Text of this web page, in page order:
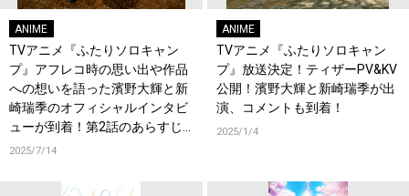
ANIME
TVアニメ『ふたりソロキャン
プ』アフレコ時の思い出や作品
への想いを語った濱野大輝と新
崎瑞季のオフィシャルインタビ
ューが到着！第2話のあらすじ
＆先行カットも公開！
2025/7/14
ANIME
TVアニメ『ふたりソロキャン
プ』放送決定！ティザーPV&KV
公開！濱野大輝と新崎瑞季が出
演、コメントも到着！
2025/1/4